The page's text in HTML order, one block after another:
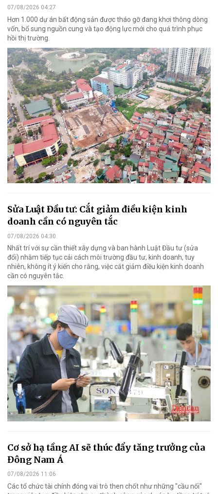
07/08/2026 04:27
Hơn 1.000 dự án bất động sản được tháo gỡ đang khơi thông dòng
vốn, bổ sung nguồn cung và tạo động lực mới cho quá trình phục
hồi thị trường.
Sửa Luật Đầu tư: Cắt giảm điều kiện kinh
doanh cần có nguyên tắc
07/08/2026 04:30
Nhất trí với sự cần thiết xây dựng và ban hành Luật Đầu tư (sửa
đổi) nhằm tiếp tục cải cách môi trường đầu tư, kinh doanh, tuy
nhiên, không ít ý kiến cho rằng, việc cắt giảm điều kiện kinh doanh
cần có nguyên tắc.
Cơ sở hạ tầng AI sẽ thúc đẩy tăng trưởng của
Đông Nam Á
07/08/2026 11:06
Các tổ chức tài chính đóng vai trò then chốt như những "cầu nối"